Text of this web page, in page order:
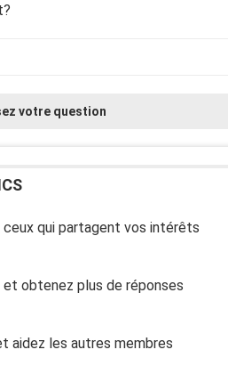
votre question
qui partagent vos intérêts
obtenez plus de réponses
aidez les autres membres